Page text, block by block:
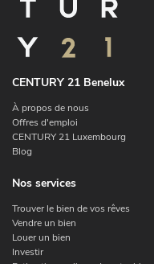
CENTURY 21 Benelux
À propos de nous
Offres d'emploi
CENTURY 21 Luxembourg
Blog
Nos services
Trouver le bien de vos rêves
Vendre un bien
Louer un bien
Investir